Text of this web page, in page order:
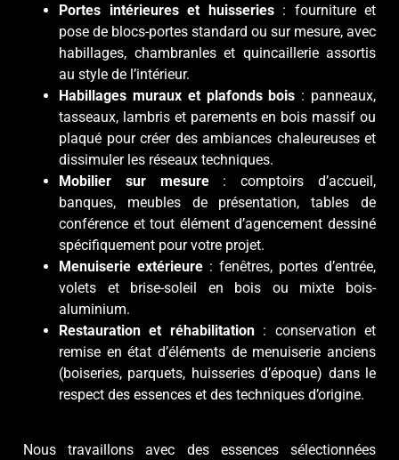
Portes intérieures et huisseries: fourniture et
pose de blocs-portes standard ou sur mesure, avec
habillages, chambranles et quincaillerie assortis
au style de l’intérieur.
Habillages muraux et plafonds bois : panneaux,
tasseaux, lambris et parements en bois massif ou
plaqué pour créer des ambiances chaleureuses et
dissimuler les réseaux techniques.
Mobilier sur mesure: comptoirs d’accueil,
banques, meubles de présentation, tables de
conférence et tout élément d’agencement dessiné
spécifiquement pour votre projet.
Menuiserie extérieure : fenêtres, portes d’entrée,
volets et brise-soleil en bois ou mixte bois-
aluminium.
Restauration et réhabilitation: conservation et
remise en état d’éléments de menuiserie anciens
(boiseries, parquets, huisseries d’époque) dans le
respect des essences et des techniques d’origine.
Nous travaillons avec des essences sélectionnées